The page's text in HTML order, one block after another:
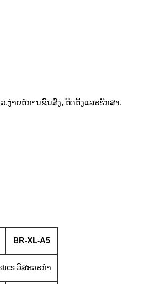
.ງ່າຍຕໍ່ການຂົນສົ່ງ, ຕິດຕັ້ງແລະຮັກສາ.
BR-XL-A5
ວິສະວະກໍາ